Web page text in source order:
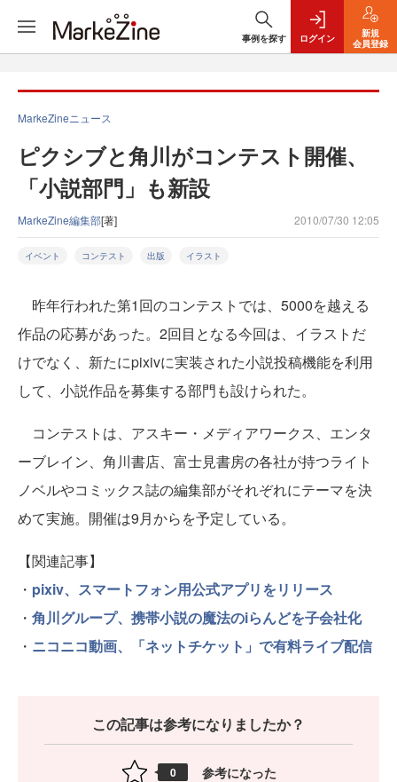
事例を探す ログイン
新規
会員登録
MarkeZineニュース
ピクシブと角川がコンテスト開催、
「小説部門」も新設
MarkeZine編集部[著] 2010/07/30 12:05
イベント コンテスト 出版 イラスト
昨年行われた第1回のコンテストでは、5000を越える
作品の応募があった。2回目となる今回は、イラストだ
けでなく、新たにpixivに実装された小説投稿機能を利用
して、小説作品を募集する部門も設けられた。
コンテストは、アスキー・メディアワークス、エンタ
ーブレイン、角川書店、富士見書房の各社が持つライト
ノベルやコミックス誌の編集部がそれぞれにテーマを決
めて実施。開催は9月からを予定している。
【関連記事】
・ pixiv、スマートフォン用公式アプリをリリース
・ 角川グループ、携帯小説の魔法のiらんどを子会社化
・ ニコニコ動画、「ネットチケット」で有料ライブ配信
この記事は参考になりましたか？
0 参考になった